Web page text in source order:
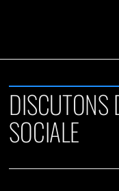
DISCUTONS
SOCIALE